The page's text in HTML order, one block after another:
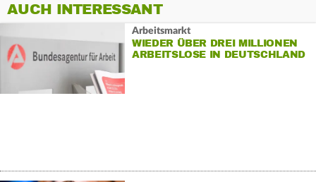
AUCH INTERESSANT
Arbeitsmarkt
WIEDER ÜBER DREI MILLIONEN
ARBEITSLOSE IN DEUTSCHLAND